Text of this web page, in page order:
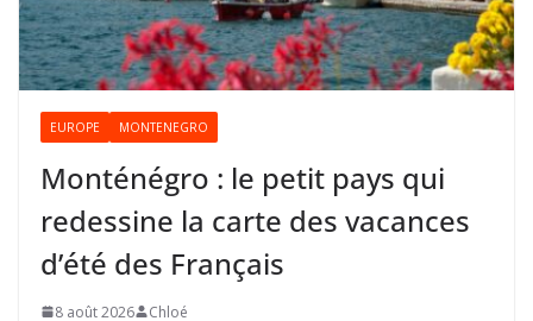
EUROPE MONTENEGRO
Monténégro : le petit pays qui
redessine la carte des vacances
d’été des Français
8 août 2026 Chloé